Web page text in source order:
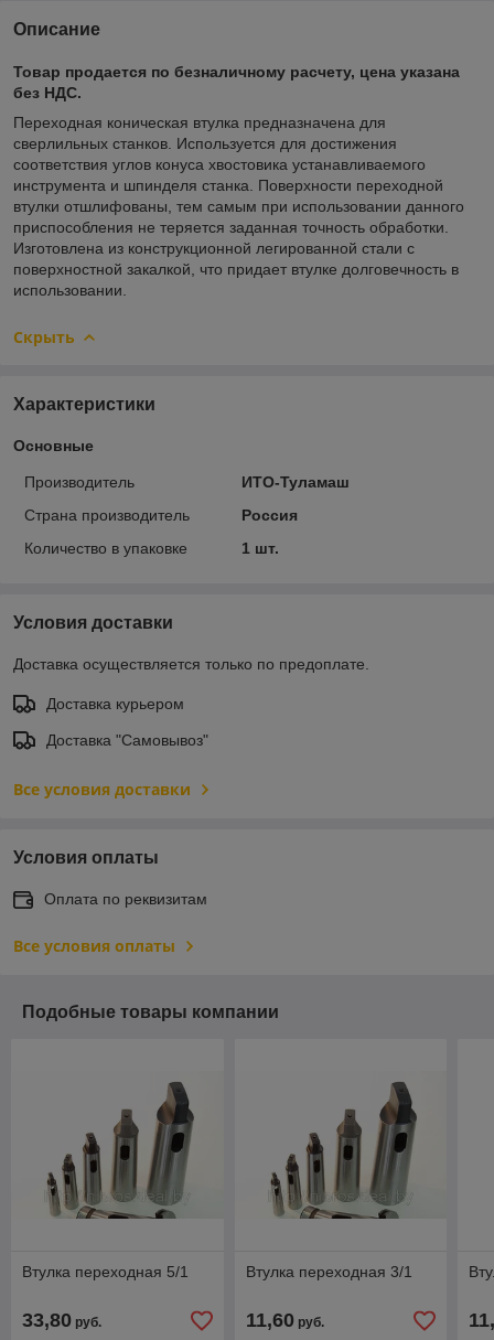
Описание
Товар продается по безналичному расчету, цена указана
без НДС.
Переходная коническая втулка предназначена для
сверлильных станков. Используется для достижения
соответствия углов конуса хвостовика устанавливаемого
инструмента и шпинделя станка. Поверхности переходной
втулки отшлифованы, тем самым при использовании данного
приспособления не теряется заданная точность обработки.
Изготовлена из конструкционной легированной стали с
поверхностной закалкой, что придает втулке долговечность в
использовании.
Скрыть
Характеристики
Основные
Производитель
ИТО-Туламаш
Страна производитель
Россия
Количество в упаковке
1 шт.
Условия доставки
Доставка осуществляется только по предоплате.
Доставка курьером
Доставка "Самовывоз"
Все условия доставки
Условия оплаты
Оплата по реквизитам
Все условия оплаты
Подобные товары компании
Втулка переходная 5/1
33,80 руб.
Втулка переходная 3/1
11,60руб.